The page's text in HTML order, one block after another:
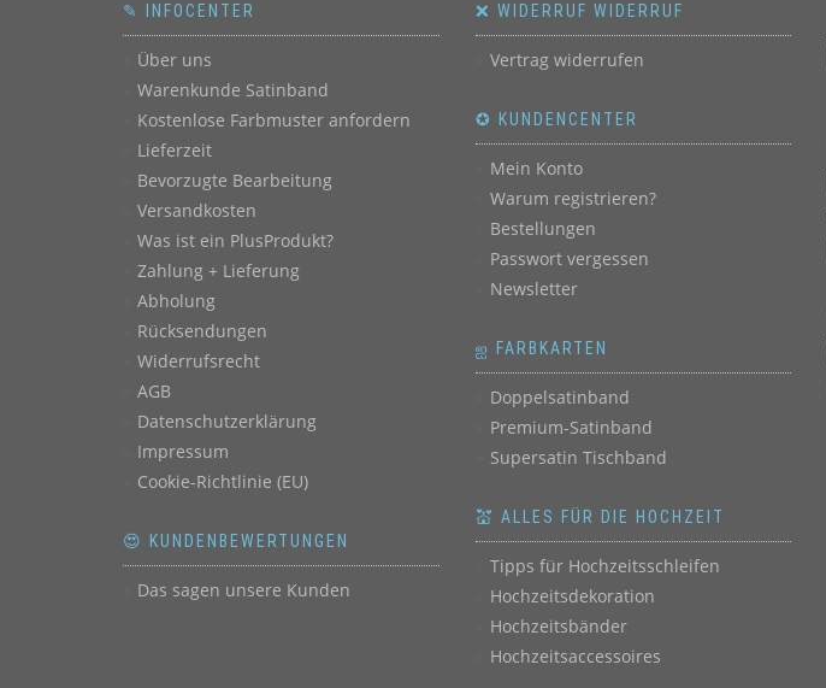
✎ INFOCENTER
Über uns
Warenkunde Satinband
Kostenlose Farbmuster anfordern
Lieferzeit
Bevorzugte Bearbeitung
Versandkosten
Was ist ein PlusProdukt?
Zahlung + Lieferung
Abholung
Rücksendungen
Widerrufsrecht
AGB
Datenschutzerklärung
Impressum
Cookie-Richtlinie (EU)
😍 KUNDENBEWERTUNGEN
Das sagen unsere Kunden
❌ WIDERRUF WIDERRUF
Vertrag widerrufen
✪ KUNDENCENTER
Mein Konto
Warum registrieren?
Bestellungen
Passwort vergessen
Newsletter
ஐ FARBKARTEN
Doppelsatinband
Premium-Satinband
Supersatin Tischband
💒 ALLES FÜR DIE HOCHZEIT
Tipps für Hochzeitsschleifen
Hochzeitsdekoration
Hochzeitsbänder
Hochzeitsaccessoires